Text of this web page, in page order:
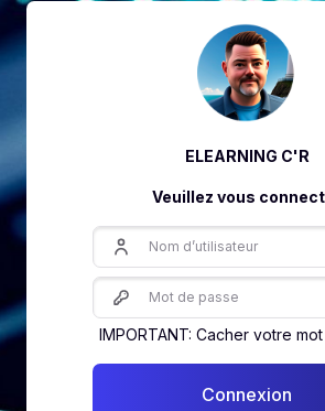
ELEARNING C'R
Veuillez vous
Nom d’utilisateur
Mot de passe
IMPORTANT: Cacher votre
Connexion